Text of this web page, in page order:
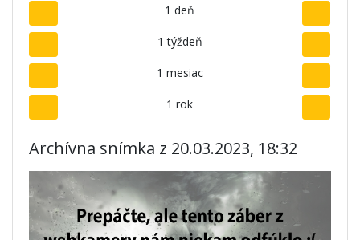
1 deň
1 týždeň
1 mesiac
1 rok
Archívna snímka z 20.03.2023, 18:32